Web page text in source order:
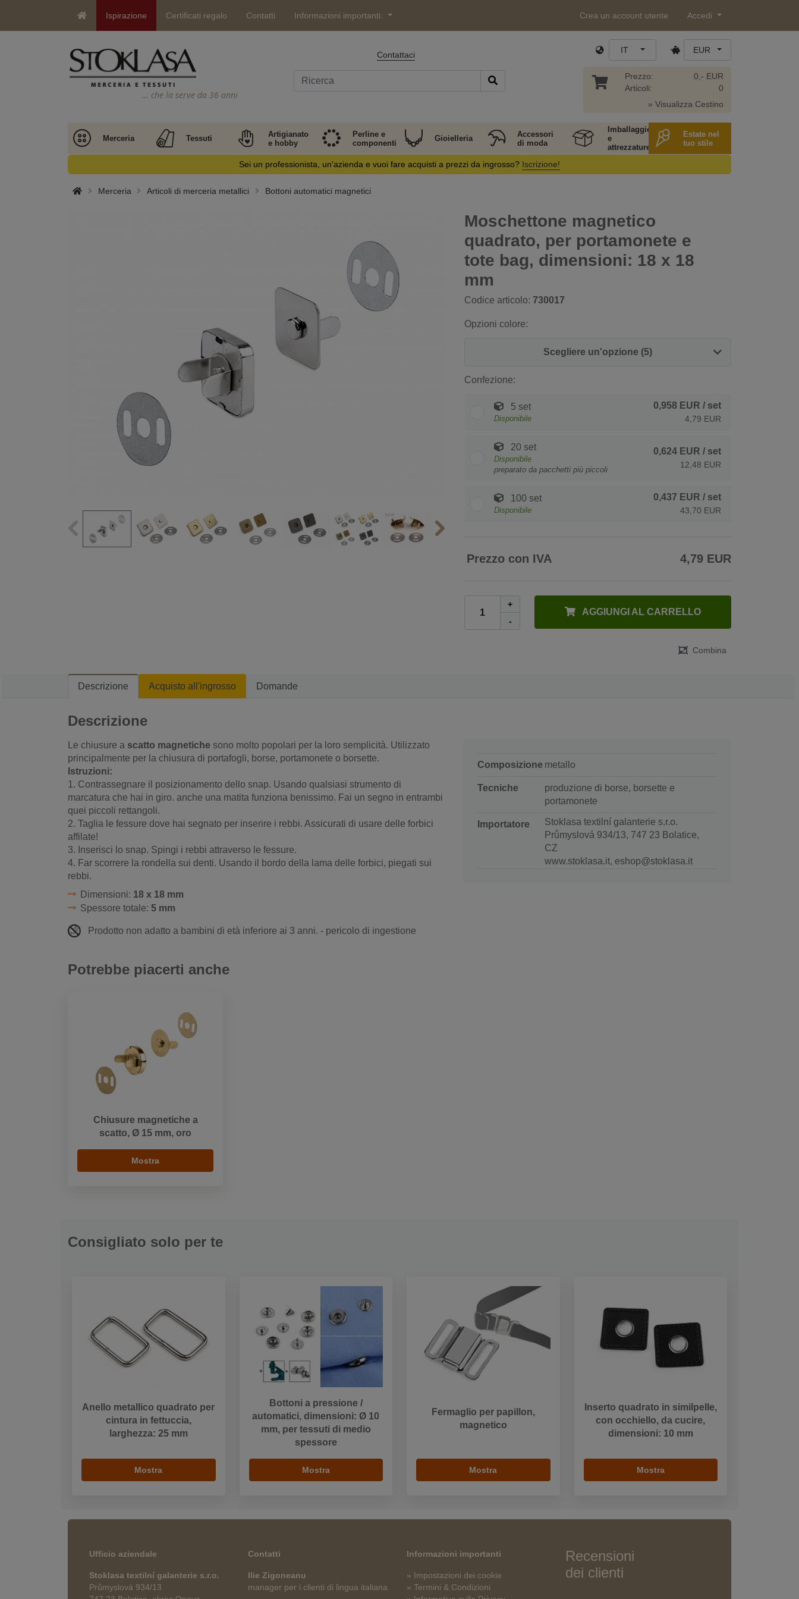
Ispirazione Certificati regalo Contatti Informazioni importanti: Crea un account utente Accedi
… che la serve da 36 anni
Contattaci IT EUR
Prezzo:
Articoli:
0,- EUR
0
» Visualizza Cestino
Merceria Tessuti
Artigianato
e hobby
Perline e
componenti
Gioielleria
Accessori
di moda
Imballaggio
e
attrezzature
Estate nel
tuo stile
Sei un professionista, un'azienda e vuoi fare acquisti a prezzi da ingrosso? Iscrizione!
Merceria Articoli di merceria metallici Bottoni automatici magnetici
Moschettone magnetico
quadrato, per portamonete e
tote bag, dimensioni: 18 x 18
mm
Codice articolo: 730017
Opzioni colore:
Scegliere un'opzione (5)
Confezione:
5 set
Disponibile
0,958 EUR / set
4,79 EUR
20 set
Disponibile
preparato da pacchetti più piccoli
0,624 EUR / set
12,48 EUR
100 set
Disponibile
0,437 EUR / set
43,70 EUR
Prezzo con IVA 4,79 EUR
+
-
AGGIUNGI AL CARRELLO
Combina
Descrizione Acquisto all'ingrosso Domande
Descrizione
Le chiusure a scatto magnetiche sono molto popolari per la loro semplicità. Utilizzato
principalmente per la chiusura di portafogli, borse, portamonete o borsette.
Istruzioni:
1. Contrassegnare il posizionamento dello snap. Usando qualsiasi strumento di
marcatura che hai in giro. anche una matita funziona benissimo. Fai un segno in entrambi
quei piccoli rettangoli.
2. Taglia le fessure dove hai segnato per inserire i rebbi. Assicurati di usare delle forbici
affilate!
3. Inserisci lo snap. Spingi i rebbi attraverso le fessure.
4. Far scorrere la rondella sui denti. Usando il bordo della lama delle forbici, piegati sui
rebbi.
Dimensioni: 18 x 18 mm
Spessore totale: 5 mm
Prodotto non adatto a bambini di età inferiore ai 3 anni. - pericolo di ingestione
Composizione metallo
Tecniche
produzione di borse, borsette e
portamonete
Importatore
Stoklasa textilní galanterie s.r.o.
Průmyslová 934/13, 747 23 Bolatice,
CZ
www.stoklasa.it, eshop@stoklasa.it
Potrebbe piacerti anche
Chiusure magnetiche a
scatto, Ø 15 mm, oro
Mostra
Consigliato solo per te
Anello metallico quadrato per
cintura in fettuccia,
larghezza: 25 mm
Mostra
Bottoni a pressione /
automatici, dimensioni: Ø 10
mm, per tessuti di medio
spessore
Mostra
Fermaglio per papillon,
magnetico
Mostra
Inserto quadrato in similpelle,
con occhiello, da cucire,
dimensioni: 10 mm
Mostra
Ufficio aziendale
Stoklasa textilní galanterie s.r.o.
Průmyslová 934/13
Contatti
Ilie Zigoneanu
manager per i clienti di lingua italiana
Informazioni importanti
» Impostazioni dei cookie
» Termini & Condizioni
Recensioni
dei clienti